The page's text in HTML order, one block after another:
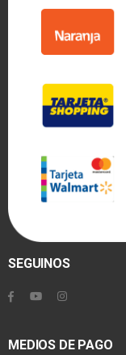
SEGUINOS
MEDIOS DE PAGO